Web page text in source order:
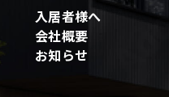
入居者様へ
会社概要
お知らせ